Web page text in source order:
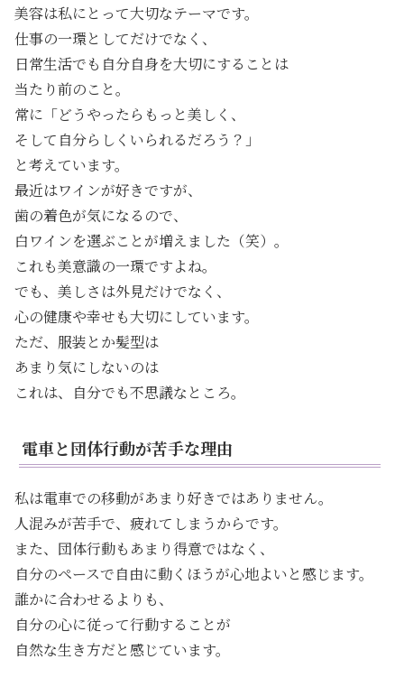
美容は私にとって大切なテーマです。
仕事の一環としてだけでなく、
日常生活でも自分自身を大切にすることは
当たり前のこと。
常に「どうやったらもっと美しく、
そして自分らしくいられるだろう？」
と考えています。
最近はワインが好きですが、
歯の着色が気になるので、
白ワインを選ぶことが増えました（笑）。
これも美意識の一環ですよね。
でも、美しさは外見だけでなく、
心の健康や幸せも大切にしています。
ただ、服装とか髪型は
あまり気にしないのは
これは、自分でも不思議なところ。
電車と団体行動が苦手な理由
私は電車での移動があまり好きではありません。
人混みが苦手で、疲れてしまうからです。
また、団体行動もあまり得意ではなく、
自分のペースで自由に動くほうが心地よいと感じます。
誰かに合わせるよりも、
自分の心に従って行動することが
自然な生き方だと感じています。